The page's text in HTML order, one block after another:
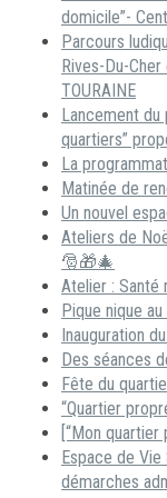
domicile”-
Parcours
Rives-Du-
TOURAINE
Lancement
quartiers”
La
Matinée de
Un nouvel
Ateliers de
🎅🎁🎄
Atelier : Santé
Pique nique
Inauguration
Des séances
Fête du
“Quartier
[“Mon
Espace de
démarches